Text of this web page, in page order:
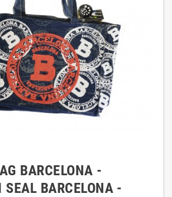
BARCELONA -
SEAL BARCELONA -